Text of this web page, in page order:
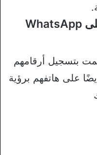
من بإمكانه رؤية حالاتي على WhatsApp
بتسجيل أرقامهم
على هاتفهم برؤية